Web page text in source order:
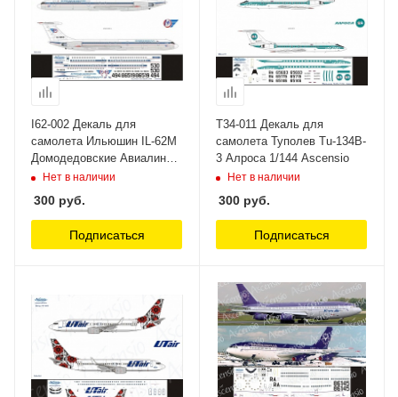
I62-002 Декаль для
самолета Ильюшин IL-62M
Домодедовские Авиалинии
1/144 Ascensio
Нет в наличии
300 руб.
Подписаться
Т34-011 Декаль для
самолета Туполев Tu-134B-
3 Алроса 1/144 Ascensio
Нет в наличии
300 руб.
Подписаться